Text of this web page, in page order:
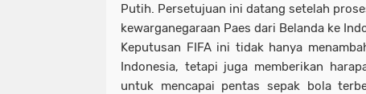
Putih. Persetujuan ini datang setelah
kewarganegaraan Paes dari Belanda ke
Keputusan FIFA ini tidak hanya
Indonesia, tetapi juga memberikan
untuk mencapai pentas sepak bola